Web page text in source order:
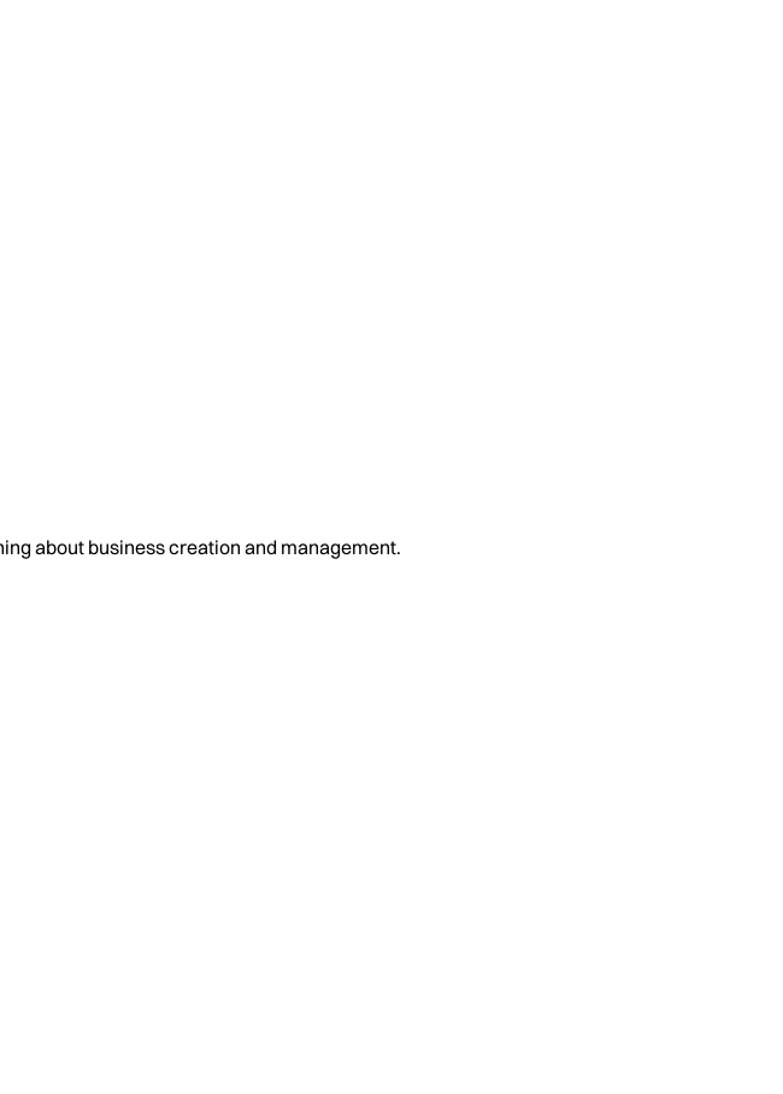
about business creation and management.